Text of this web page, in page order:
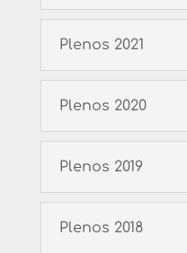
Plenos 2021
Plenos 2020
Plenos 2019
Plenos 2018